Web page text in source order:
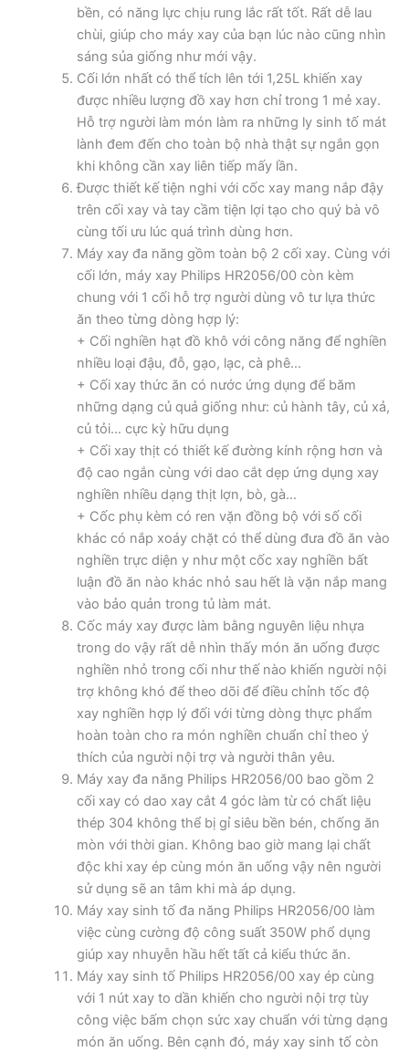
bền, có năng lực chịu rung lắc rất tốt. Rất dễ lau
chùi, giúp cho máy xay của bạn lúc nào cũng nhìn
sáng sủa giống như mới vậy.
Cối lớn nhất có thể tích lên tới 1,25L khiến xay
được nhiều lượng đồ xay hơn chỉ trong 1 mẻ xay.
Hỗ trợ người làm món làm ra những ly sinh tố mát
lành đem đến cho toàn bộ nhà thật sự ngắn gọn
khi không cần xay liên tiếp mấy lần.
Được thiết kế tiện nghi với cốc xay mang nắp đậy
trên cối xay và tay cầm tiện lợi tạo cho quý bà vô
cùng tối ưu lúc quá trình dùng hơn.
Máy xay đa năng gồm toàn bộ 2 cối xay. Cùng với
cối lớn, máy xay Philips HR2056/00 còn kèm
chung với 1 cối hỗ trợ người dùng vô tư lựa thức
ăn theo từng dòng hợp lý:
+ Cối nghiền hạt đồ khô với công năng để nghiền
nhiều loại đậu, đỗ, gạo, lạc, cà phê…
+ Cối xay thức ăn có nước ứng dụng để băm
những dạng củ quả giống như: củ hành tây, củ xả,
củ tỏi… cực kỳ hữu dụng
+ Cối xay thịt có thiết kế đường kính rộng hơn và
độ cao ngắn cùng với dao cắt dẹp ứng dụng xay
nghiền nhiều dạng thịt lợn, bò, gà…
+ Cốc phụ kèm có ren vặn đồng bộ với số cối
khác có nắp xoáy chặt có thể dùng đưa đồ ăn vào
nghiền trực diện y như một cốc xay nghiền bất
luận đồ ăn nào khác nhỏ sau hết là vặn nắp mang
vào bảo quản trong tủ làm mát.
Cốc máy xay được làm bằng nguyên liệu nhựa
trong do vậy rất dễ nhìn thấy món ăn uống được
nghiền nhỏ trong cối như thế nào khiến người nội
trợ không khó để theo dõi để điều chỉnh tốc độ
xay nghiền hợp lý đối với từng dòng thực phẩm
hoàn toàn cho ra món nghiền chuẩn chỉ theo ý
thích của người nội trợ và người thân yêu.
Máy xay đa năng Philips HR2056/00 bao gồm 2
cối xay có dao xay cắt 4 góc làm từ có chất liệu
thép 304 không thể bị gỉ siêu bền bén, chống ăn
mòn với thời gian. Không bao giờ mang lại chất
độc khi xay ép cùng món ăn uống vậy nên người
sử dụng sẽ an tâm khi mà áp dụng.
Máy xay sinh tố đa năng Philips HR2056/00 làm
việc cùng cường độ công suất 350W phổ dụng
giúp xay nhuyễn hầu hết tất cả kiểu thức ăn.
Máy xay sinh tố Philips HR2056/00 xay ép cùng
với 1 nút xay to dần khiến cho người nội trợ tùy
công việc bấm chọn sức xay chuẩn với từng dạng
món ăn uống. Bên cạnh đó, máy xay sinh tố còn